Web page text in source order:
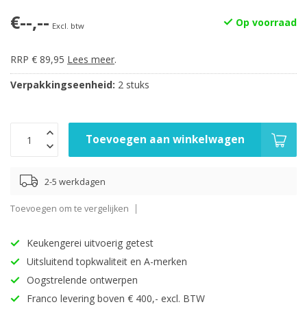
€--,-- Excl. btw Op voorraad
RRP € 89,95 Lees meer.
Verpakkingseenheid: 2 stuks
Toevoegen aan winkelwagen
2-5 werkdagen
Toevoegen om te vergelijken
Keukengerei uitvoerig getest
Uitsluitend topkwaliteit en A-merken
Oogstrelende ontwerpen
Franco levering boven € 400,- excl. BTW